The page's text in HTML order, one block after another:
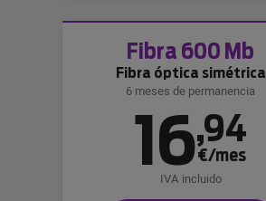
Fibra 600 Mb
Fibra óptica simétrica
6 meses de permanencia
16,94
€/mes
IVA incluido